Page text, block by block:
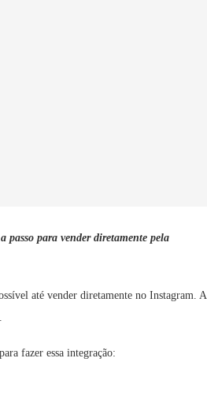
passo para vender diretamente pela
até vender diretamente no Instagram. A
fazer essa integração: